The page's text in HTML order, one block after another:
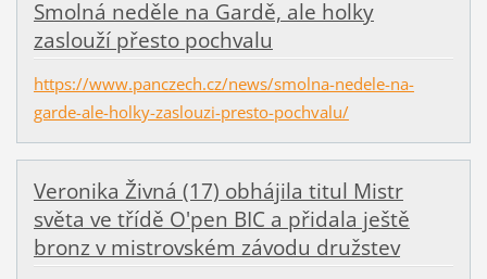
Smolná neděle na Gardě, ale holky
zaslouží přesto pochvalu
https://www.panczech.cz/news/smolna-nedele-na-
garde-ale-holky-zaslouzi-presto-pochvalu/
Veronika Živná (17) obhájila titul Mistr
světa ve třídě O'pen BIC a přidala ještě
bronz v mistrovském závodu družstev